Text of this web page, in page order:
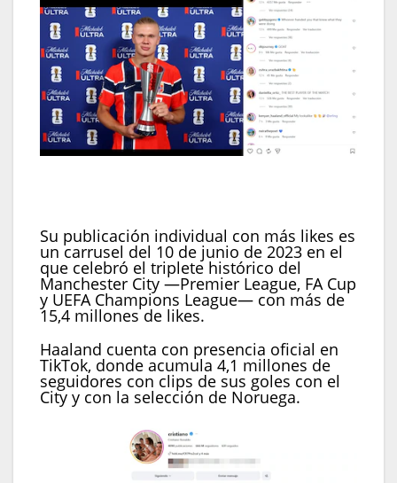
Su publicación individual con más likes es
un carrusel del 10 de junio de 2023 en el
que celebró el triplete histórico del
Manchester City —Premier League, FA Cup
y UEFA Champions League— con más de
15,4 millones de likes.
Haaland cuenta con presencia oficial en
TikTok, donde acumula 4,1 millones de
seguidores con clips de sus goles con el
City y con la selección de Noruega.